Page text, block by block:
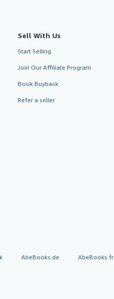
Sell With Us
Start Selling
Join Our Affiliate Program
Book Buyback
Refer a seller
AbeBooks.de AbeBooks.fr